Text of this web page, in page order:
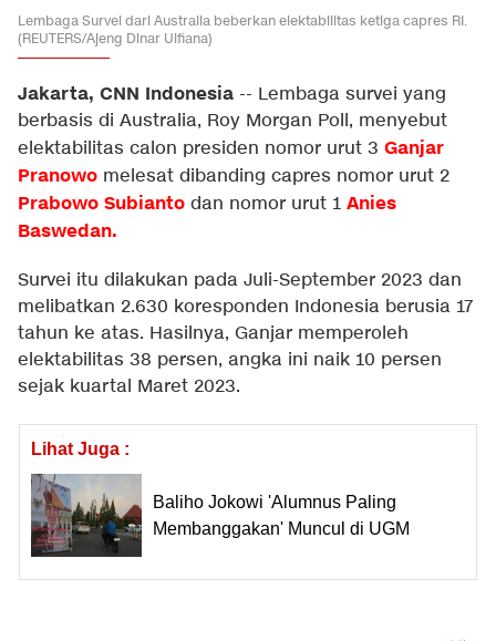
Lembaga Survei dari Australia beberkan elektabilitas ketiga capres RI.
(REUTERS/Ajeng Dinar Ulfiana)
Jakarta, CNN Indonesia -- Lembaga survei yang
berbasis di Australia, Roy Morgan Poll, menyebut
elektabilitas calon presiden nomor urut 3 Ganjar
Pranowo melesat dibanding capres nomor urut 2
Prabowo Subianto dan nomor urut 1 Anies
Baswedan.
Survei itu dilakukan pada Juli-September 2023 dan
melibatkan 2.630 koresponden Indonesia berusia 17
tahun ke atas. Hasilnya, Ganjar memperoleh
elektabilitas 38 persen, angka ini naik 10 persen
sejak kuartal Maret 2023.
Lihat Juga :
Baliho Jokowi 'Alumnus Paling
Membanggakan' Muncul di UGM